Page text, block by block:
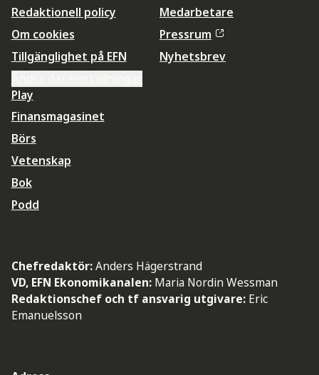
Redaktionell policy
Om cookies
Tillgänglighet på EFN
Medarbetare
Pressrum
Nyhetsbrev
Play
Finansmagasinet
Börs
Vetenskap
Bok
Podd
Chefredaktör:Anders Hägerstrand
VD, EFN Ekonomikanalen: Maria Nordin Wessman
Redaktionschef och tf ansvarig utgivare: Eric
Emanuelsson